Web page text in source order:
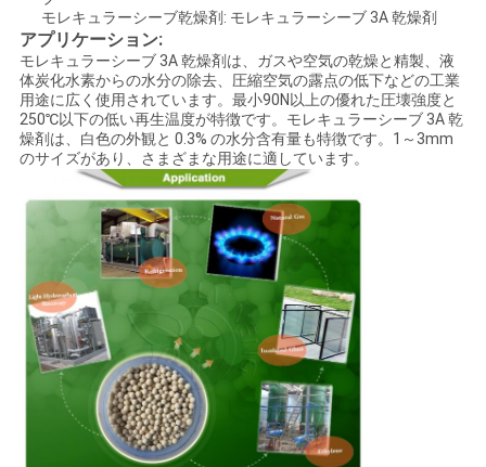
件
見
も
を
依
頼
モレキュラーシーブ乾燥剤: モレキュラーシーブ 3A 乾燥剤
アプリケーション:
モレキュラーシーブ 3A 乾燥剤は、ガスや空気の乾燥と精製、液
体炭化水素からの水分の除去、圧縮空気の露点の低下などの工業
用途に広く使用されています。最小90N以上の優れた圧壊強度と
250℃以下の低い再生温度が特徴です。モレキュラーシーブ 3A 乾
燥剤は、白色の外観と 0.3% の水分含有量も特徴です。1～3mm
のサイズがあり、さまざまな用途に適しています。